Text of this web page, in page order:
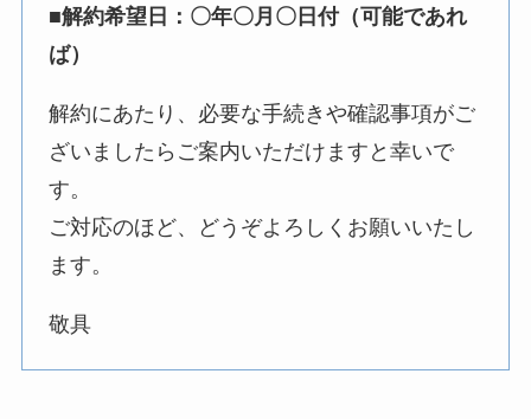
■解約希望日：〇年〇月〇日付（可能であれ
ば）
解約にあたり、必要な手続きや確認事項がご
ざいましたらご案内いただけますと幸いで
す。
ご対応のほど、どうぞよろしくお願いいたし
ます。
敬具